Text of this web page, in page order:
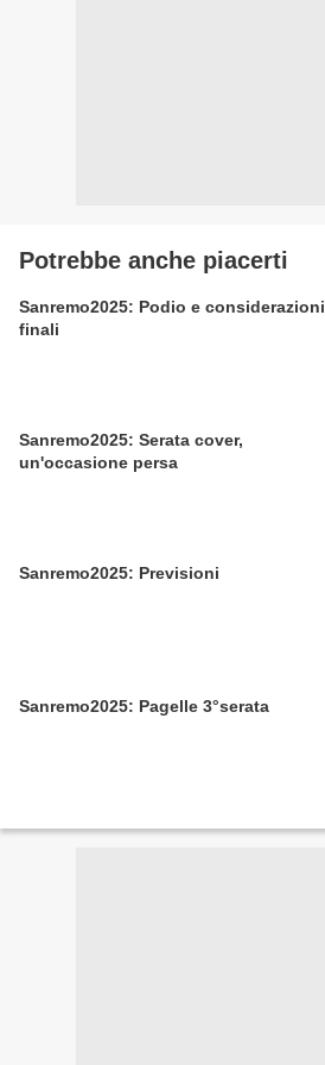
Potrebbe anche piacerti
Sanremo2025: Podio e considerazioni
finali
Sanremo2025: Serata cover,
un'occasione persa
Sanremo2025: Previsioni
Sanremo2025: Pagelle 3°serata